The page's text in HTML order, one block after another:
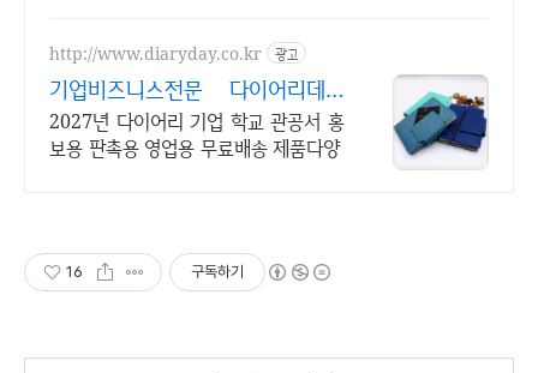
http://www.diaryday.co.kr 광고
기업비즈니스전문 다이어리데이
발주접수중
2027년 다이어리 기업 학교 관공서 홍
보용 판촉용 영업용 무료배송 제품다양
16 구독하기